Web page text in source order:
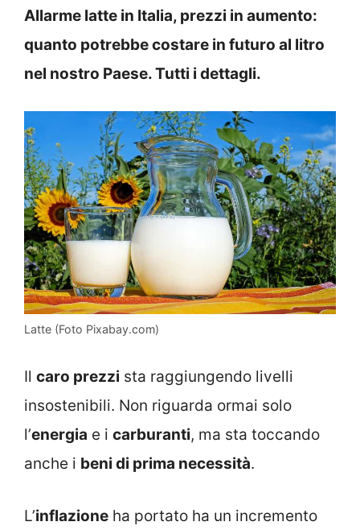
Allarme latte in Italia, prezzi in aumento:
quanto potrebbe costare in futuro al litro
nel nostro Paese. Tutti i dettagli.
Latte (Foto Pixabay.com)
Il caro prezzi sta raggiungendo livelli
insostenibili. Non riguarda ormai solo
l’energia e i carburanti, ma sta toccando
anche i beni di prima necessità.
L’inflazione ha portato ha un incremento